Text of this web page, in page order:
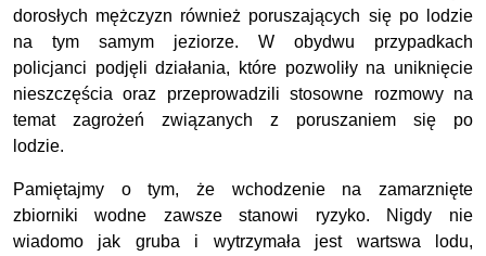
dorosłych mężczyzn również poruszających się po lodzie
na tym samym jeziorze. W obydwu przypadkach
policjanci podjęli działania, które pozwoliły na uniknięcie
nieszczęścia oraz przeprowadzili stosowne rozmowy na
temat zagrożeń związanych z poruszaniem się po
lodzie.
Pamiętajmy o tym, że wchodzenie na zamarznięte
zbiorniki wodne zawsze stanowi ryzyko. Nigdy nie
wiadomo jak gruba i wytrzymała jest wartswa lodu,